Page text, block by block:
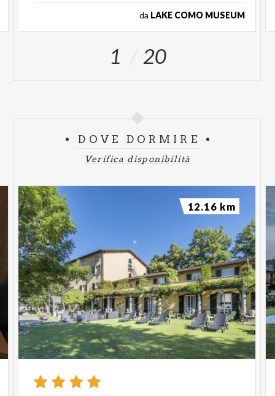
da LAKE COMO MUSEUM
1 20
DOVE DORMIRE
Verifica disponibilità
12.16 km